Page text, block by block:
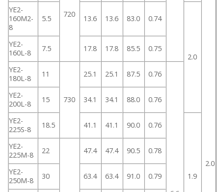
2.0
720
YE2-
160M2-
8
5.5 13.6 13.6 83.0 0.74
2.0
YE2-
160L-8
7.5 17.8 17.8 85.5 0.75
YE2-
180L-8
11
730
25.1 25.1 87.5 0.76
YE2-
200L-8
15 34.1 34.1 88.0 0.76
YE2-
225S-8
18.5 41.1 41.1 90.0 0.76
1.9
YE2-
225M-8
22 47.4 47.4 90.5 0.78
YE2-
250M-8
30 63.4 63.4 91.0 0.79